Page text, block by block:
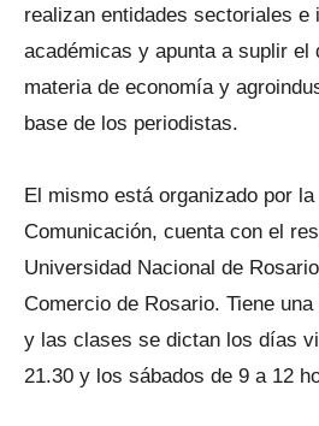
realizan entidades sectoriales e
académicas y apunta a suplir el
materia de economía y
base de los periodistas.
El mismo está organizado por
Comunicación, cuenta con el
Universidad Nacional de
Comercio de Rosario. Tiene
y las clases se dictan los días
21.30 y los sábados de 9 a 12